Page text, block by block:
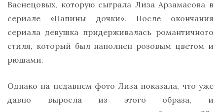
Васнецовых, которую сыграла Лиза Арзамасова в
сериале «Папины дочки». После окончания
сериала девушка придерживалась романтичного
стиля, который был наполнен розовым цветом и
рюшами.
Однако на недавнем фото Лиза показала, что уже
давно выросла из этого образа, и